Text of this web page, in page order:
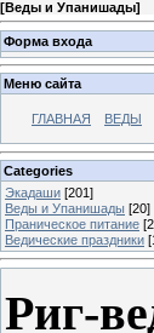
[Веды и Упанишады]
Форма входа
Меню сайта
ГЛАВНАЯ ВЕДЫ
Categories
Экадаши [201]
Веды и Упанишады [20]
Праническое питание
Ведические праздники
Риг-